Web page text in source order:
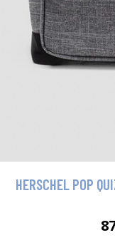
HERSCHEL POP